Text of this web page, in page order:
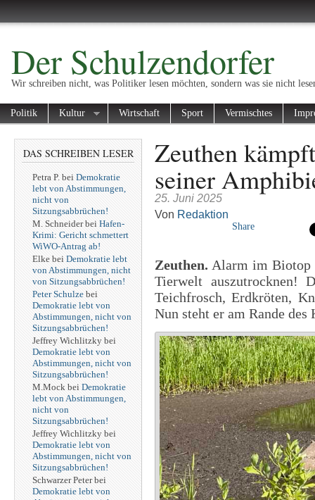
Der Schulzendorfer
Wir schreiben nicht, was Politiker lesen möchten, sondern was sie nicht
Politik Kultur Wirtschaft Sport Vermischtes
DAS SCHREIBEN LESER
Petra P. bei Demokratie
lebt von Abstimmungen,
nicht von
Sitzungsabbrüchen!
M. Schneiderbei Hafen-
Krimi: Gericht schmettert
WiWO-Antrag ab!
Elke bei Demokratie lebt
von Abstimmungen, nicht
von Sitzungsabbrüchen!
Peter Schulze bei
Demokratie lebt von
Abstimmungen, nicht von
Sitzungsabbrüchen!
Jeffrey Wichlitzky bei
Demokratie lebt von
Abstimmungen, nicht von
Sitzungsabbrüchen!
M.Mock bei Demokratie
lebt von Abstimmungen,
nicht von
Sitzungsabbrüchen!
Jeffrey Wichlitzky bei
Demokratie lebt von
Abstimmungen, nicht von
Sitzungsabbrüchen!
Schwarzer Peterbei
Demokratie lebt von
Zeuthen
seiner
25. Juni 2025
Von Redaktion
Share
Zeuthen. Alarm im Biotop
Tierwelt
Teichfrosch, Erdkröten,
Nun steht er am Rande des